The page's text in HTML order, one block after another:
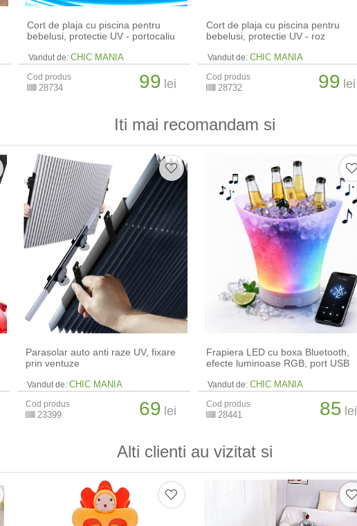
Cort de plaja cu piscina pentru
bebelusi, protectie UV - portocaliu
Vandut de: CHIC MANIA
Cod produs
28734 99 lei
Cort de plaja cu piscina pentru
bebelusi, protectie UV - roz
Vandut de: CHIC MANIA
Cod produs
28732 99 lei
Iti mai recomandam si
Parasolar auto anti raze UV, fixare
prin ventuze
Vandut de: CHIC MANIA
Cod produs
23399 69 lei
Frapiera LED cu boxa Bluetooth,
efecte luminoase RGB, port USB
Vandut de: CHIC MANIA
Cod produs
28441 85 lei
Alti clienti au vizitat si